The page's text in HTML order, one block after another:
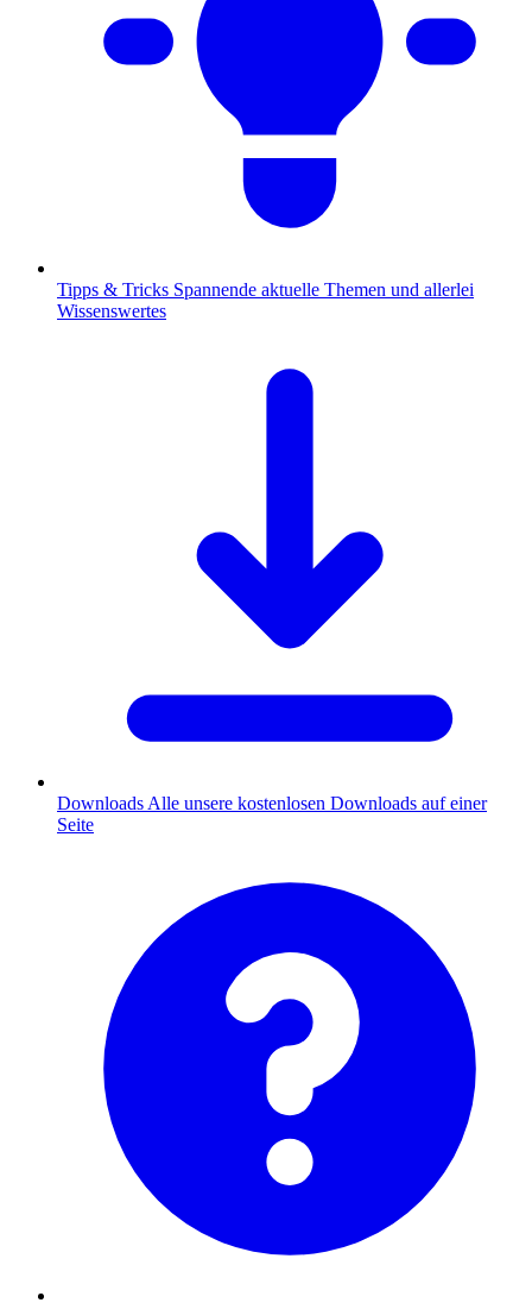
Tipps & Tricks Spannende aktuelle Themen und allerlei
Wissenswertes
Downloads Alle unsere kostenlosen Downloads auf einer
Seite